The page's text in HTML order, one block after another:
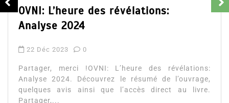
1 Nov 2023
Partager, merci !Premiers contacts de Zaor et Viera.
Découvrez le résumé du livre, quelques avis des
lecteurs ainsi que l’accès direct au...
EXOMORPHOSES Livre III
Lire la suite